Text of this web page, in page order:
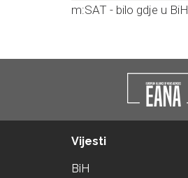
m:SAT - bilo gdje u BiH
Vijesti
BiH